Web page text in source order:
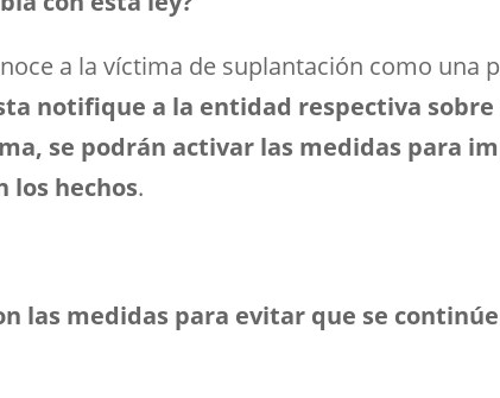
a la víctima de suplantación como
notifique a la entidad respectiva
se podrán activar las medidas para
los hechos.
las medidas para evitar que se